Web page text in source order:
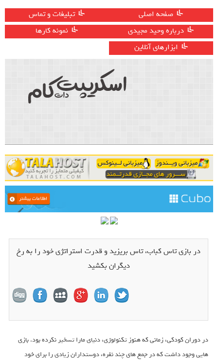
صفحه اصلی
تبلیغات و تماس
درباره وحید مجیدی
نمونه کارها
ابزارهای آنلاین
در بازی تاس کباب، تاس بریزید و قدرت استراتژی خود را به رخ
دیگران بکشید
در دوران کودکی، زمانی که هنوز تکنولوژی، دنیای مارا تسخیر نکرده بود. بازی
هایی وجود داشت که در جمع های چند نفره، دوستداران زیادی را برای خود